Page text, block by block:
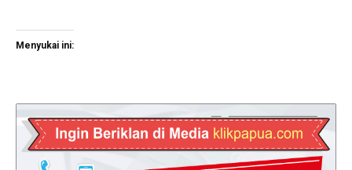
Menyukai ini: